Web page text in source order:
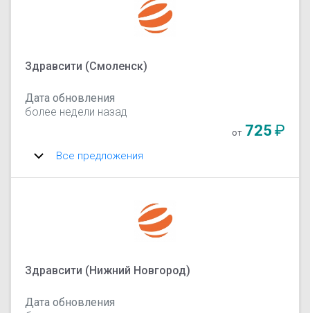
Здравсити (Смоленск)
Дата обновления
более недели назад
от 725₽
Все предложения
Здравсити (‎Нижний Новгород)
Дата обновления